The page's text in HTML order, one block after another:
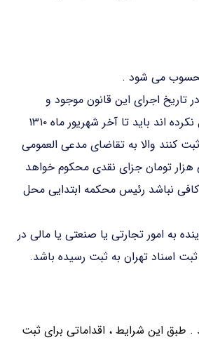
محسوب می شود .
تاریخ اجرای این قانون موجود و
مطابق مقررات قانون تجارت راجع به ثبت و تطبیق تشکیلات خود با قانون مزبور عمل نکرده اند باید تا آخر شهریور ماه ۱۳۱۰
کنند والا به تقاضای مدعی العمومی
هزار تومان جزای نقدی محکوم خواهد
نباشد رئیس محکمه ابتدایی محل
به امور تجارتی یا صنعتی یا مالی در
اسناد تهران به ثبت رسیده باشد.
طبق این شرایط ، اقداماتی برای ثبت